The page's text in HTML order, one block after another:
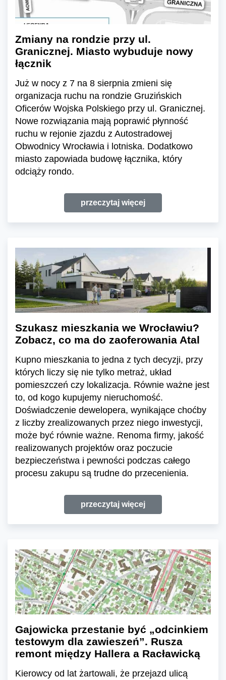
Zmiany na rondzie przy ul.
Granicznej. Miasto wybuduje nowy
łącznik
Już w nocy z 7 na 8 sierpnia zmieni się
organizacja ruchu na rondzie Gruzińskich
Oficerów Wojska Polskiego przy ul. Granicznej.
Nowe rozwiązania mają poprawić płynność
ruchu w rejonie zjazdu z Autostradowej
Obwodnicy Wrocławia i lotniska. Dodatkowo
miasto zapowiada budowę łącznika, który
odciąży rondo.
przeczytaj więcej
Szukasz mieszkania we Wrocławiu?
Zobacz, co ma do zaoferowania Atal
Kupno mieszkania to jedna z tych decyzji, przy
których liczy się nie tylko metraż, układ
pomieszczeń czy lokalizacja. Równie ważne jest
to, od kogo kupujemy nieruchomość.
Doświadczenie dewelopera, wynikające choćby
z liczby zrealizowanych przez niego inwestycji,
może być równie ważne. Renoma firmy, jakość
realizowanych projektów oraz poczucie
bezpieczeństwa i pewności podczas całego
procesu zakupu są trudne do przecenienia.
przeczytaj więcej
Gajowicka przestanie być „odcinkiem
testowym dla zawieszeń”. Rusza
remont między Hallera a Racławicką
Kierowcy od lat żartowali, że przejazd ulicą